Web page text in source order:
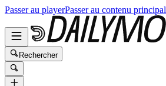
Passer au playerPasser au contenu principal
Rechercher